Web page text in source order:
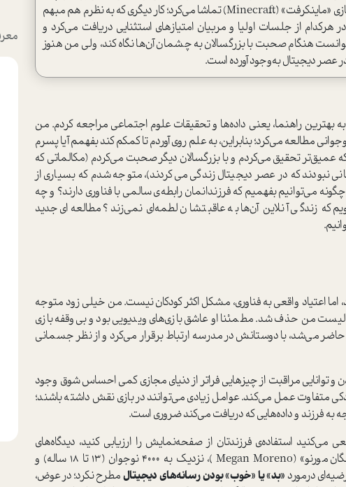
روز سایر گیمرها را در ویدئوهای یوتوب درحال بازی «ماینکرفت» (Minecraft) تماشا می‌کرد؛ کار دیگری که به نظرم هم مبهم
از جلسات اولیا و مربیان امتیازهای استثنایی دریافت می‌کرد و
هنگام صحبت با بزرگسالان به چشمان آن‌ها نگاه کند، ولی من هنوز
عصر دیجیتال به‌وجود آورده است.
به بهترین راهنما، یعنی داده‌ها و تحقیقات علوم اجتماعی مراجعه کردم. من
مطالعه می‌کرد؛ بنابراین، به علم روی آوردم تا کمکم کند بفهمم آیا پسرم
تحقیق می‌کردم و با بزرگسالان دیگر صحبت می‌کردم (مکالماتی که
نبودند که در عصر دیجیتال زندگی می‌کردند)، متوجه شدم که بسیاری از
می‌توانیم بفهمیم که فرزندانمان رابطه‌ی سالمی با فناوری دارند؟ و چه
که زندگی آنلاین آن‌ها به عاقبتشان لطمه‌ای نمی‌زند؟ مطالعه‌ای جدید
اما اعتیاد واقعی به فناوری، مشکل اکثر کودکان نیست. من خیلی زود متوجه
من حذف شد. مطمئنا او عاشق بازی‌های ویدیویی بود و بی‌وقفه بازی
می‌شد، با دوستانش در مدرسه ارتباط برقرار می‌کرد و از نظر جسمانی
توانایی مراقبت از چیزهایی فراتر از دنیای مجازی کمی احساس شوق وجود
متفاوت عمل می‌کند. عوامل زیادی می‌توانند در بازی نقش داشته باشند؛
به فرزند و داده‌هایی که دریافت می‌کند ضروری است.
می‌کنید استفاده‌ی فرزندتان از صفحه‌نمایش را ارزیابی کنید، دیدگاه‌های
روشن‌تری به‌دست می‌آید. نویسنده‌ی اصلی، «مگان مورنو» (Megan Moreno )، نزدیک به 4000 نوجوان (13 تا 18 ساله) و
درمورد «بد» یا «خوب» بودن رسانه‌های دیجیتالمطرح نکرد؛ در عوض،